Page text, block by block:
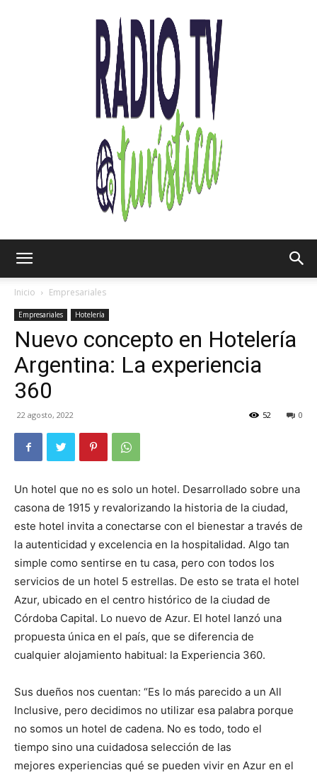
TV
Inicio Empresariales
Empresariales Hotelería
Nuevo concepto en Hotelería
Argentina: La experiencia
360
22 agosto, 2022 0
52
Un hotel que no es solo un hotel. Desarrollado sobre una
casona de 1915 y revalorizando la historia de la ciudad,
este hotel invita a conectarse con el bienestar a través de
la autenticidad y excelencia en la hospitalidad. Algo tan
simple como sentirse en tu casa, pero con todos los
servicios de un hotel 5 estrellas. De esto se trata el hotel
Azur, ubicado en el centro histórico de la ciudad de
Córdoba Capital. Lo nuevo de Azur. El hotel lanzó una
propuesta única en el país, que se diferencia de
cualquier alojamiento habitual: la Experiencia 360.
Sus dueños nos cuentan: “Es lo más parecido a un All
Inclusive, pero decidimos no utilizar esa palabra porque
no somos un hotel de cadena. No es todo, todo el
tiempo sino una cuidadosa selección de las
mejores experiencias qué se pueden vivir en Azur en el